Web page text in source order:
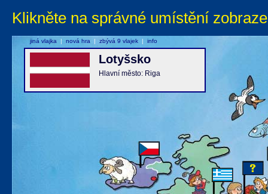
Klikněte na správné umístění
Lotyšsko
Hlavní město: Riga
jiná vlajka | nová hra | zbývá 9 vlajek | info